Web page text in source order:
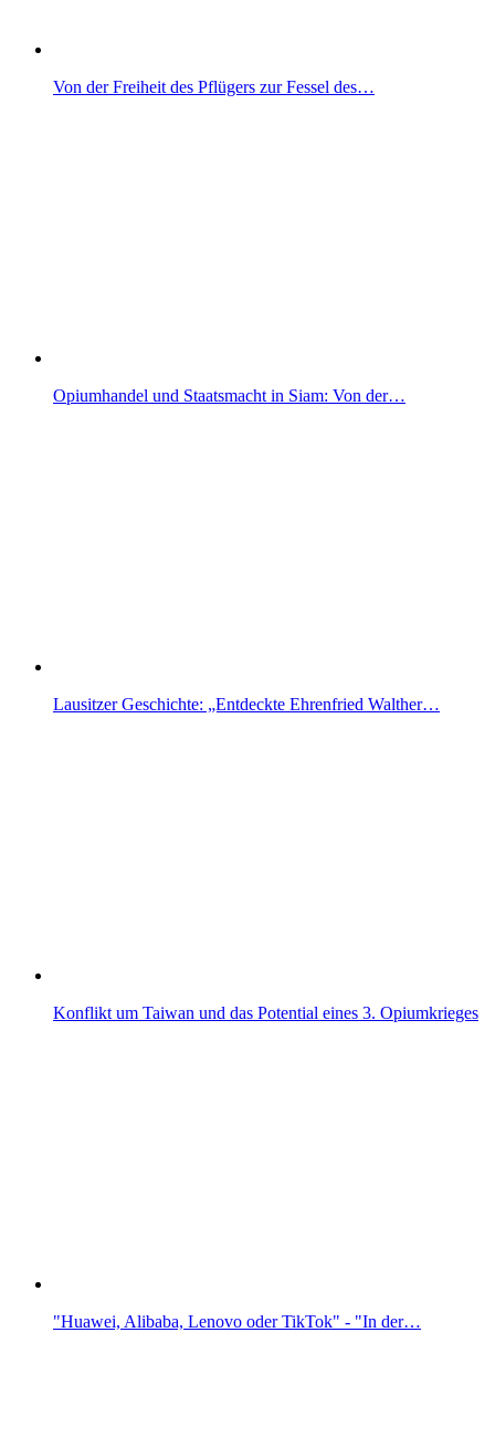
Von der Freiheit des Pflügers zur Fessel des…
Opiumhandel und Staatsmacht in Siam: Von der…
Lausitzer Geschichte: „Entdeckte Ehrenfried Walther…
Konflikt um Taiwan und das Potential eines 3. Opiumkrieges
"Huawei, Alibaba, Lenovo oder TikTok" - "In der…